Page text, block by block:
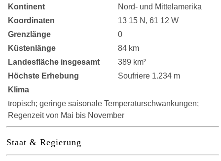
Kontinent
Nord- und Mittelamerika
Koordinaten
13 15 N, 61 12 W
Grenzlänge
0
Küstenlänge
84 km
Landesfläche insgesamt
389 km²
Höchste Erhebung
Soufriere 1.234 m
Klima
tropisch; geringe saisonale Temperaturschwankungen;
Regenzeit von Mai bis November
Staat & Regierung